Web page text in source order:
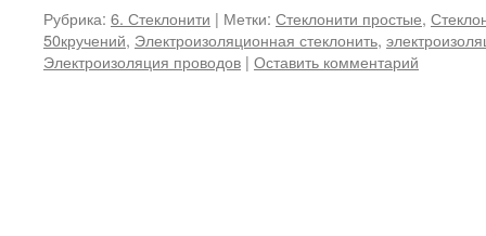
Рубрика: 6. Стеклонити | Метки: Стеклонити простые,
50кручений, Электроизоляционная стеклонить,
Электроизоляция проводов | Оставить комментарий